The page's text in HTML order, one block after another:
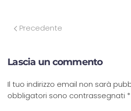
Precedente
Lascia un commento
Il tuo indirizzo email non sarà
obbligatori sono contrassegnati *